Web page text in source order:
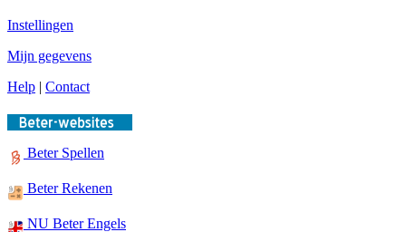
Instellingen
Mijn gegevens
Help | Contact
Beter Spellen
Beter Rekenen
NU Beter Engels